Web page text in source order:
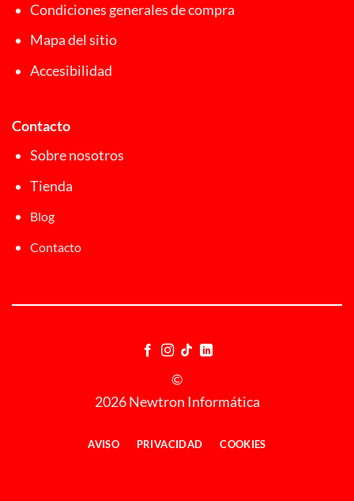
Condiciones generales de compra
Mapa del sitio
Accesibilidad
Contacto
Sobre nosotros
Tienda
Blog
Contacto
©
2026 Newtron Informática
AVISO PRIVACIDAD COOKIES